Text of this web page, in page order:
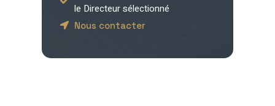
le Directeur sélectionné
Nous contacter